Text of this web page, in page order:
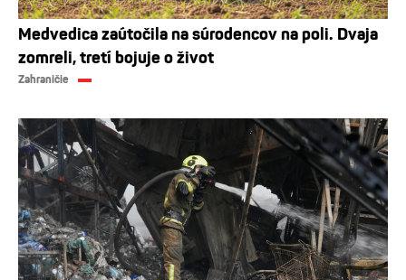
Medvedica zaútočila na súrodencov na poli. Dvaja
zomreli, tretí bojuje o život
Zahraničie